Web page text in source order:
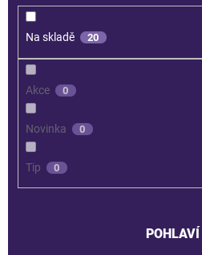
Na skladě 20
Akce 0
Novinka 0
Tip 0
POHLAVÍ